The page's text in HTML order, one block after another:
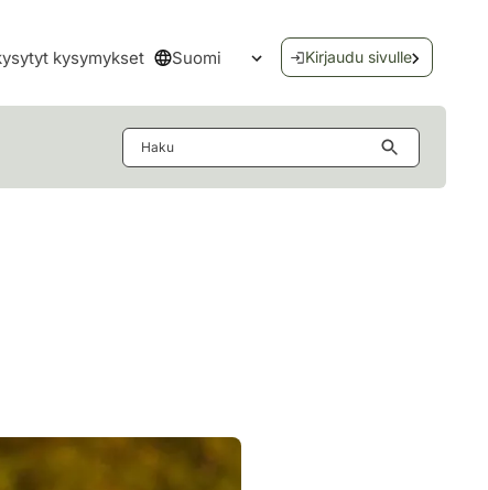
kysymykset Suomi
Avaa kielivalikko
Kirjaudu sivulle